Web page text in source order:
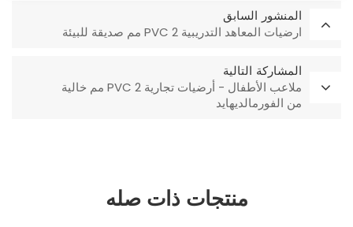
المنشور السابق
ارضيات المعاهد التدريبية PVC 2 مم صديقة للبيئة
المشاركة التالية
ملاعب الأطفال - أرضيات تجارية PVC 2 مم خالية
من الفورمالديهايد
منتجات ذات صله